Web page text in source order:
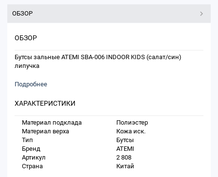
ОБЗОР
ОБЗОР
Бутсы зальные ATEMI SBA-006 INDOOR KIDS (салат/син)
липучка
Подробнее
ХАРАКТЕРИСТИКИ
Материал подклада
Полиэстер
Материал верха
Кожа иск.
Тип
Бутсы
Бренд
ATEMI
Артикул
2 808
Страна
Китай